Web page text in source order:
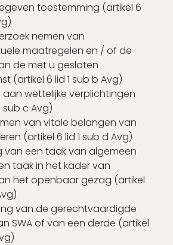
toestemming (artikel 6
nemen van
maatregelen en / of de
de met u gesloten
(artikel 6 lid 1 sub b Avg)
wettelijke verplichtingen
sub c Avg)
van vitale belangen van
(artikel 6 lid 1 sub d Avg)
van een taak van algemeen
taak in het kader van
het openbaar gezag (artikel
van de gerechtvaardigde
SWA of van een derde (artikel